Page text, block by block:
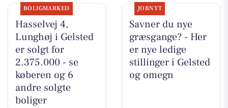
BOLIGMARKED
Hasselvej 4,
Lunghøj i Gelsted
er solgt for
2.375.000 - se
køberen og 6
andre solgte
boliger
JOBNYT
Savner du nye
græsgange? - Her
er nye ledige
stillinger i Gelsted
og omegn